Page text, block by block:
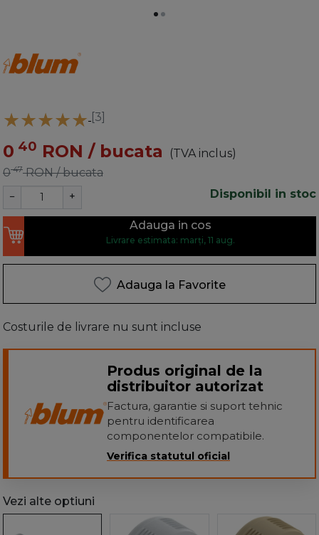
[3]
0 40 RON / bucata
(TVA inclus)
047 RON / bucata
Disponibil in stoc
− +
Adauga in cos
Livrare estimata: marți, 11 aug.
Adauga la Favorite
Costurile de livrare nu sunt incluse
Produs original de la
distribuitor autorizat
Factura, garantie si suport tehnic
pentru identificarea
componentelor compatibile.
Verifica statutul oficial
Vezi alte optiuni